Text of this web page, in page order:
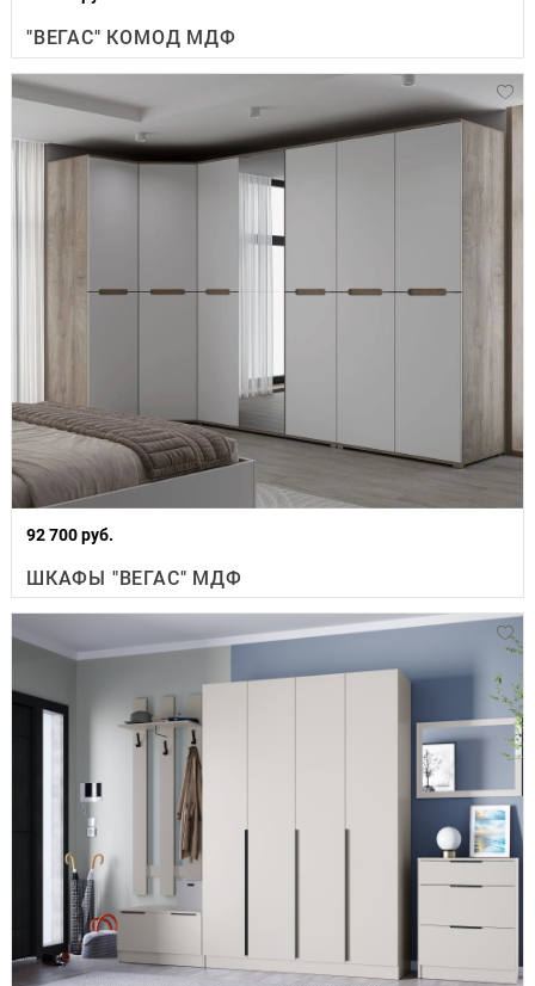
"ВЕГАС" КОМОД МДФ
92 700 руб.
ШКАФЫ "ВЕГАС" МДФ